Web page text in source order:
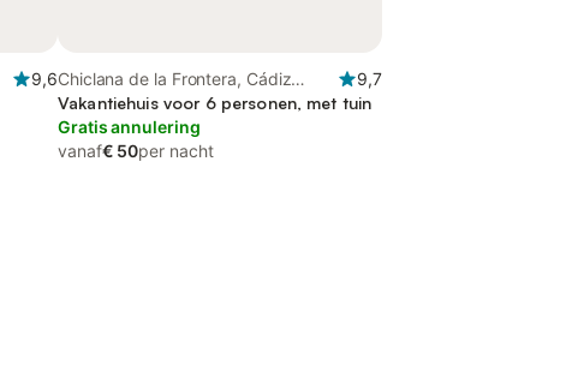
9,6Chiclana de la Frontera, Cádiz
Provincie
9,7
Vakantiehuis voor 6 personen, met tuin
Gratis annulering
vanaf€ 50per nacht